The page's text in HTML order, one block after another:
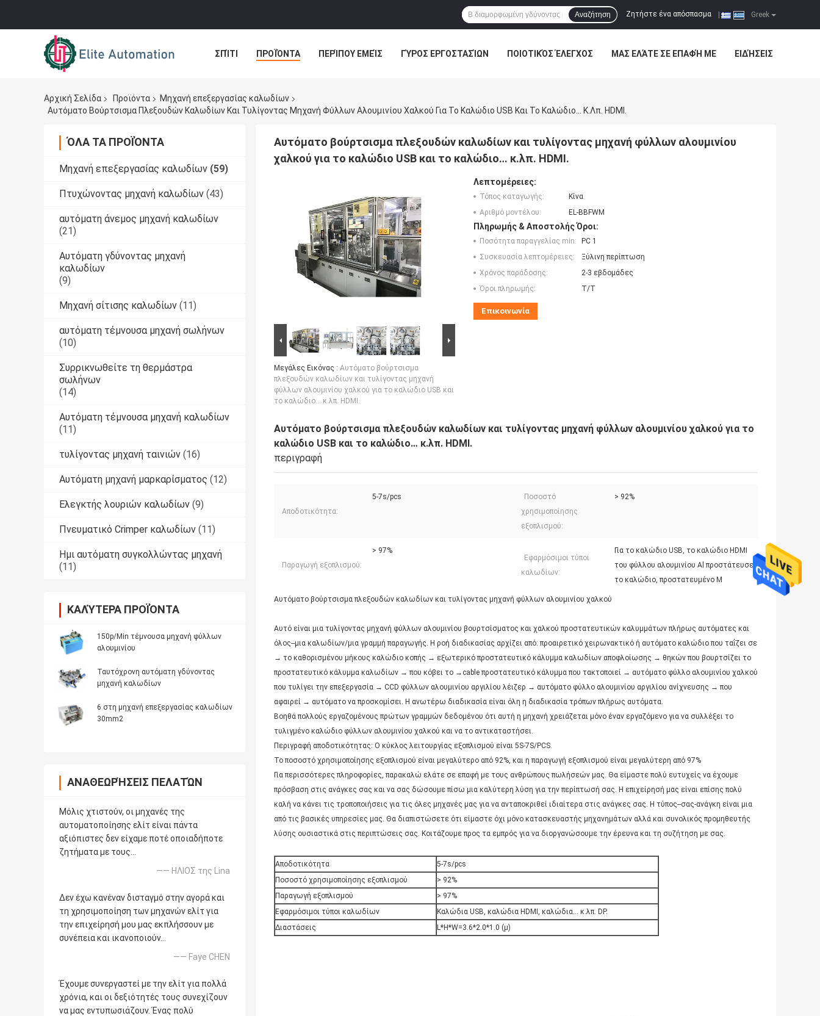
Greek
Ζητήστε ένα απόσπασμα
Αναζήτηση
ΣΠΊΤΙ ΠΡΟΪΌΝΤΑ ΠΕΡΊΠΟΥ ΕΜΕΊΣ ΓΎΡΟΣ ΕΡΓΟΣΤΑΣΊΩΝ ΠΟΙΟΤΙΚΌΣ ΈΛΕΓΧΟΣ ΜΑΣ ΕΛΆΤΕ ΣΕ ΕΠΑΦΉ ΜΕ ΕΙΔΉΣΕΙΣ
Αρχική Σελίδα
Προϊόντα
Μηχανή επεξεργασίας καλωδίων
Αυτόματο Βούρτσισμα Πλεξουδών Καλωδίων Και Τυλίγοντας Μηχανή Φύλλων Αλουμινίου Χαλκού Για Το Καλώδιο USB Και Το Καλώδιο… Κ.λπ. HDMI.
ΌΛΑ ΤΑ ΠΡΟΪΌΝΤΑ
Μηχανή επεξεργασίας καλωδίων (59)
Πτυχώνοντας μηχανή καλωδίων (43)
αυτόματη άνεμος μηχανή καλωδίων
(21)
Αυτόματη γδύνοντας μηχανή
καλωδίων
(9)
Μηχανή σίτισης καλωδίων (11)
αυτόματη τέμνουσα μηχανή σωλήνων
(10)
Συρρικνωθείτε τη θερμάστρα
σωλήνων
(14)
Αυτόματη τέμνουσα μηχανή καλωδίων
(11)
τυλίγοντας μηχανή ταινιών (16)
Αυτόματη μηχανή μαρκαρίσματος (12)
Ελεγκτής λουριών καλωδίων (9)
Πνευματικό Crimper καλωδίων (11)
Ημι αυτόματη συγκολλώντας μηχανή
(11)
ΚΑΛΎΤΕΡΑ ΠΡΟΪΌΝΤΑ
150p/Min τέμνουσα μηχανή φύλλων
αλουμινίου
Ταυτόχρονη αυτόματη γδύνοντας
μηχανή καλωδίων
6 στη μηχανή επεξεργασίας καλωδίων
30mm2
ΑΝΑΘΕΩΡΉΣΕΙΣ ΠΕΛΑΤΏΝ
Μόλις χτιστούν, οι μηχανές της
αυτοματοποίησης ελίτ είναι πάντα
αξιόπιστες δεν είχαμε ποτέ οποιαδήποτε
ζητήματα με τους…
—— ΗΛΙΟΣ της Lina
Δεν έχω κανέναν δισταγμό στην αγορά και
τη χρησιμοποίηση των μηχανών ελίτ για
την επιχείρησή μου μας εκπλήσσουν με
συνέπεια και ικανοποιούν…
—— Faye CHEN
Έχουμε συνεργαστεί με την ελίτ για πολλά
χρόνια, και οι δεξιότητές τους συνεχίζουν
να μας εντυπωσιάζουν. Ένας πολύ
Αυτόματο βούρτσισμα πλεξουδών καλωδίων και τυλίγοντας μηχανή φύλλων αλουμινίου
χαλκού για το καλώδιο USB και το καλώδιο… κ.λπ. HDMI.
Μεγάλες Εικόνας : Αυτόματο βούρτσισμα
πλεξουδών καλωδίων και τυλίγοντας μηχανή
φύλλων αλουμινίου χαλκού για το καλώδιο USB και
το καλώδιο… κ.λπ. HDMI.
Λεπτομέρειες:
Τόπος καταγωγής:
Κίνα
Αριθμό μοντέλου:
EL-BBFWM
Πληρωμής & Αποστολής Όροι:
Ποσότητα παραγγελίας min:
PC 1
Συσκευασία λεπτομέρειες:
Ξύλινη περίπτωση
Χρόνος παράδοσης:
2-3 εβδομάδες
Όροι πληρωμής:
T/T
Επικοινωνία
Αυτόματο βούρτσισμα πλεξουδών καλωδίων και τυλίγοντας μηχανή φύλλων αλουμινίου χαλκού για το
καλώδιο USB και το καλώδιο… κ.λπ. HDMI.
περιγραφή
Αποδοτικότητα:
5-7s/pcs
Ποσοστό
χρησιμοποίησης
εξοπλισμού:
> 92%
Παραγωγή εξοπλισμού:
> 97%
Εφαρμόσιμοι τύποι
καλωδίων:
Για το καλώδιο USB, το καλώδιο HDMI
του φύλλου αλουμινίου Al προστάτευσε
το καλώδιο, προστατευμένο M
Αυτόματο βούρτσισμα πλεξουδών καλωδίων και τυλίγοντας μηχανή φύλλων αλουμινίου χαλκού
Αυτό είναι μια τυλίγοντας μηχανή φύλλων αλουμινίου βουρτσίσματος και χαλκού προστατευτικών καλυμμάτων πλήρως αυτόματες και
όλος--μια καλωδίων/μια γραμμή παραγωγής. Η ροή διαδικασίας αρχίζει από: προαιρετικό χειρωνακτικό ή αυτόματο καλώδιο που ταΐζει σε
→ το καθορισμένου μήκους καλώδιο κοπής → εξωτερικό προστατευτικό κάλυμμα καλωδίων αποφλοίωσης → θηκών που βουρτσίζει το
προστατευτικό κάλυμμα καλωδίων → που κόβει το →cable προστατευτικό κάλυμμα που τακτοποιεί → αυτόματο φύλλο αλουμινίου χαλκού
που τυλίγει την επεξεργασία → CCD φύλλων αλουμινίου αργιλίου λέιζερ → αυτόματο φύλλο αλουμινίου αργιλίου ανίχνευσης → που
αφαιρεί → αυτόματο να προσκομίσει. Η ανωτέρω διαδικασία είναι όλη η διαδικασία τρόπων πλήρως αυτόματα.
Βοηθά πολλούς εργαζομένους πρώτων γραμμών δεδομένου ότι αυτή η μηχανή χρειάζεται μόνο έναν εργαζόμενο για να συλλέξει το
τυλιγμένο καλώδιο φύλλων αλουμινίου χαλκού και να το αντικαταστήσει.
Περιγραφή αποδοτικότητας: Ο κύκλος λειτουργίας εξοπλισμού είναι 5S-7S/PCS.
Το ποσοστό χρησιμοποίησης εξοπλισμού είναι μεγαλύτερο από 92%, και η παραγωγή εξοπλισμού είναι μεγαλύτερη από 97%
Για περισσότερες πληροφορίες, παρακαλώ ελάτε σε επαφή με τους ανθρώπους πωλήσεών μας. Θα είμαστε πολύ ευτυχείς να έχουμε
πρόσβαση στις ανάγκες σας και να σας δώσουμε πίσω μια καλύτερη λύση για την περίπτωσή σας. Η επιχείρησή μας είναι επίσης πολύ
καλή να κάνει τις τροποποιήσεις για τις όλες μηχανές μας για να ανταποκριθεί ιδιαίτερα στις ανάγκες σας. Η τύπος--σας-ανάγκη είναι μια
από τις βασικές υπηρεσίες μας. Θα διαπιστώσετε ότι είμαστε όχι μόνο κατασκευαστής μηχανημάτων αλλά και συνολικός προμηθευτής
λύσης ουσιαστικά στις περιπτώσεις σας. Κοιτάζουμε προς τα εμπρός για να διοργανώσουμε την έρευνα και τη συζήτηση με σας.
Αποδοτικότητα
5-7s/pcs
Ποσοστό χρησιμοποίησης εξοπλισμού
> 92%
Παραγωγή εξοπλισμού
> 97%
Εφαρμόσιμοι τύποι καλωδίων
Καλώδια USB, καλώδια HDMI, καλώδια… κ.λπ. DP.
Διαστάσεις
L*H*W=3.6*2.0*1.0 (μ)